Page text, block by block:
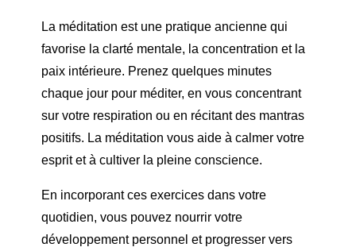
La méditation est une pratique ancienne qui
favorise la clarté mentale, la concentration et la
paix intérieure. Prenez quelques minutes
chaque jour pour méditer, en vous concentrant
sur votre respiration ou en récitant des mantras
positifs. La méditation vous aide à calmer votre
esprit et à cultiver la pleine conscience.
En incorporant ces exercices dans votre
quotidien, vous pouvez nourrir votre
développement personnel et progresser vers